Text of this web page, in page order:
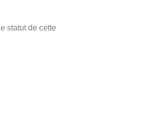
statut de cette